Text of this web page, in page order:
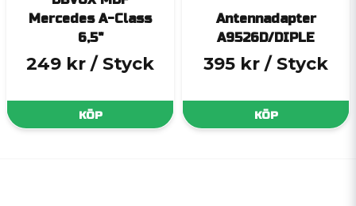
Mercedes A-Class
6,5"
249 kr / Styck
KÖP
Antennadapter
A9526D/DIPLE
395 kr / Styck
KÖP